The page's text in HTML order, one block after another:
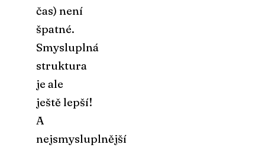
čas) není
špatné.
Smysluplná
struktura
je ale
ještě lepší!
A
nejsmysluplnější